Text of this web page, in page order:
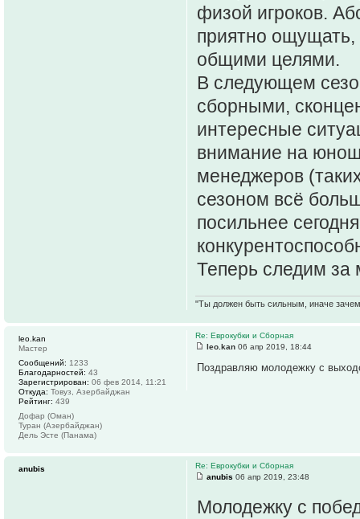
физой игроков.
приятно ощущать,
общими целями.
В следующем
сборными,
интересные
внимание на
менеджеров
сезоном всё
посильнее
Теперь следим
"Ты должен быть сильным, иначе
Re: Еврокубки и Сборная
leo.kan 06 апр 2019, 18:44
Поздравляю молодежку с
leo.kan
Мастер
Сообщений: 1233
Благодарностей: 43
Зарегистрирован: 06 фев 2014, 11:21
Откуда: Товуз, Азербайджан
Рейтинг: 439
Дофар (Оман)
Туран (Азербайджан)
Дель Эсте (Панама)
Re: Еврокубки и Сборная
anubis 06 апр 2019, 23:48
Молодежку с
anubis